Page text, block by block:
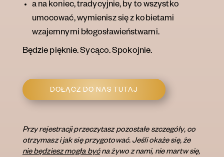
a na koniec, tradycyjnie, by to wszystko
umocować, wymienisz się z kobietami
wzajemnymi błogosławieństwami.
Będzie pięknie. Sycąco. Spokojnie.
DOŁĄCZ DO NAS TUTAJ
Przy rejestracji przeczytasz pozostałe szczegóły, co
otrzymasz i jak się przygotować. Jeśli okaże się, że
nie będziesz mogła byćna żywo z nami, nie martw się,